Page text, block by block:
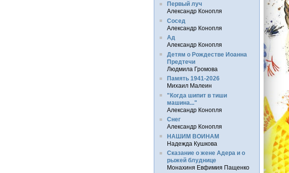
Первый луч
Александр Конопля
Сосед
Александр Конопля
Ад
Александр Конопля
Детям о Рождестве Иоанна
Предтечи
Людмила Громова
Память 1941-2026
Михаил Малеин
"Когда шипит в тиши
машина..."
Александр Конопля
Снег
Александр Конопля
НАШИМ ВОИНАМ
Надежда Кушкова
Сказание о жене Адера и о
рыжей блуднице
Монахиня Евфимия Пащенко